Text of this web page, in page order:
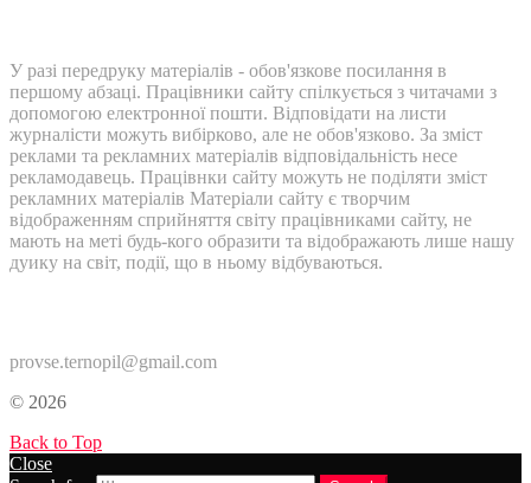
У разі передруку матеріалів - обов'язкове посилання в
першому абзаці. Працівники сайту спілкується з читачами з
допомогою електронної пошти. Відповідати на листи
журналісти можуть вибірково, але не обов'язково. За зміст
реклами та рекламних матеріалів відповідальність несе
рекламодавець. Працівнки сайту можуть не поділяти зміст
рекламних матеріалів Матеріали сайту є творчим
відображенням сприйняття світу працівниками сайту, не
мають на меті будь-кого образити та відображають лише нашу
дуику на світ, події, що в ньому відбуваються.
provse.ternopil@gmail.com
© 2026
Back to Top
Close